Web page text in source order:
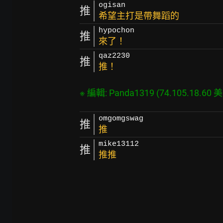
推 ogisan
希望主打是帶舞蹈的
推 hypochon
來了！
推 qaz2230
推！
推 omgomgswag
推
推 mike13112
推推